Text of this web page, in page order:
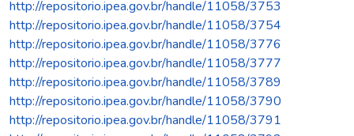
http://repositorio.ipea.gov.br/handle/11058/3753
http://repositorio.ipea.gov.br/handle/11058/3754
http://repositorio.ipea.gov.br/handle/11058/3776
http://repositorio.ipea.gov.br/handle/11058/3777
http://repositorio.ipea.gov.br/handle/11058/3789
http://repositorio.ipea.gov.br/handle/11058/3790
http://repositorio.ipea.gov.br/handle/11058/3791